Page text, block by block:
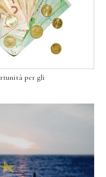
per gli